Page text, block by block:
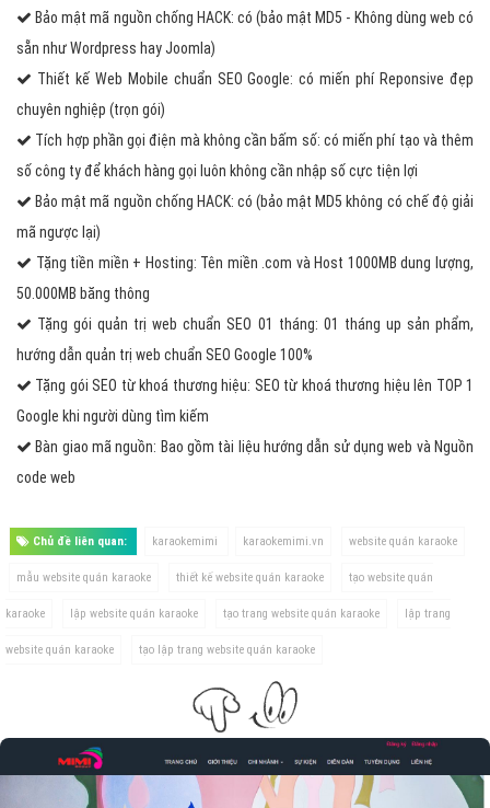
Bảo mật mã nguồn chống HACK: có (bảo mật MD5 - Không dùng web có
sẵn như Wordpress hay Joomla)
Thiết kế Web Mobile chuẩn SEO Google: có miến phí Reponsive đẹp
chuyên nghiệp (trọn gói)
Tích hợp phần gọi điện mà không cần bấm số: có miến phí tạo và thêm
số công ty để khách hàng gọi luôn không cần nhập số cực tiện lợi
Bảo mật mã nguồn chống HACK: có (bảo mật MD5 không có chế độ giải
mã ngược lại)
Tặng tiền miền + Hosting: Tên miền .com và Host 1000MB dung lượng,
50.000MB băng thông
Tặng gói quản trị web chuẩn SEO 01 tháng: 01 tháng up sản phẩm,
hướng dẫn quản trị web chuẩn SEO Google 100%
Tặng gói SEO từ khoá thương hiệu: SEO từ khoá thương hiệu lên TOP 1
Google khi người dùng tìm kiếm
Bàn giao mã nguồn: Bao gồm tài liệu hướng dẫn sử dụng web và Nguồn
code web
Chủ đề liên quan: karaokemimi karaokemimi.vn website quán karaoke
mẫu website quán karaoke thiết kế website quán karaoke tạo website quán
karaoke lập website quán karaoke tạo trang website quán karaoke lập trang
website quán karaoke tạo lập trang website quán karaoke